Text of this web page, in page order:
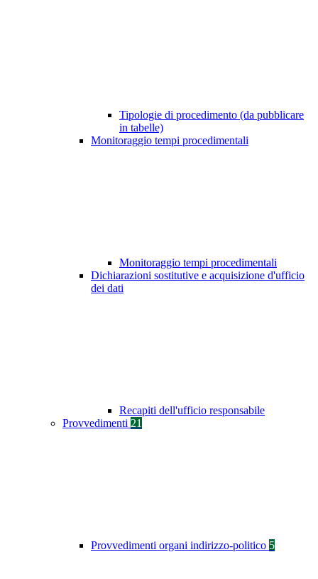
Tipologie di procedimento (da pubblicare
in tabelle)
Monitoraggio tempi procedimentali
Monitoraggio tempi procedimentali
Dichiarazioni sostitutive e acquisizione d'ufficio
dei dati
Recapiti dell'ufficio responsabile
Provvedimenti 21
Provvedimenti organi indirizzo-politico 5